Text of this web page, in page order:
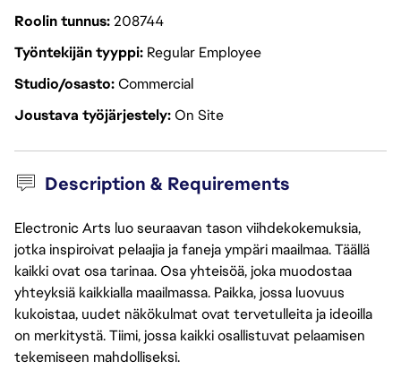
Roolin tunnus208744
Työntekijän tyyppi Regular Employee
Studio/osastoCommercial
Joustava työjärjestelyOn Site
Description & Requirements
Electronic Arts luo seuraavan tason viihdekokemuksia,
jotka inspiroivat pelaajia ja faneja ympäri maailmaa. Täällä
kaikki ovat osa tarinaa. Osa yhteisöä, joka muodostaa
yhteyksiä kaikkialla maailmassa. Paikka, jossa luovuus
kukoistaa, uudet näkökulmat ovat tervetulleita ja ideoilla
on merkitystä. Tiimi, jossa kaikki osallistuvat pelaamisen
tekemiseen mahdolliseksi.